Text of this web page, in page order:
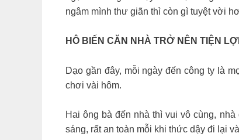
ngâm mình thư giãn thì còn gì tuyệt vời
HÔ BIẾN CĂN NHÀ TRỞ NÊN TIỆN
Dạo gần đây, mỗi ngày đến công ty là
chơi vài hôm.
Hai ông bà đến nhà thì vui vô cùng,
sáng, rất an toàn mỗi khi thức dậy đi lại